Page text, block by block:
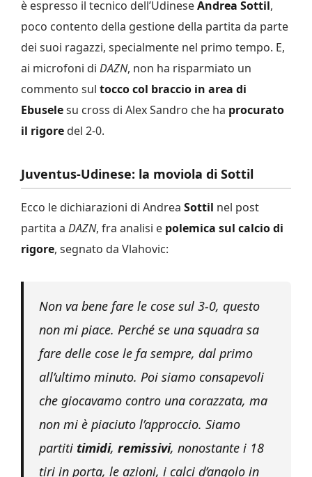
è espresso il tecnico dell’UdineseAndrea Sottil,
poco contento della gestione della partita da parte
dei suoi ragazzi, specialmente nel primo tempo. E,
ai microfoni di DAZN, non ha risparmiato un
commento sul tocco col braccio in area di
Ebuselesu cross di Alex Sandro che ha procurato
il rigore del 2-0.
Juventus-Udinese: la moviola di Sottil
Ecco le dichiarazioni di Andrea Sottil nel post
partita a DAZN, fra analisi e polemica sul calcio di
rigore, segnato da Vlahovic:
Non va bene fare le cose sul 3-0, questo
non mi piace. Perché se una squadra sa
fare delle cose le fa sempre, dal primo
all’ultimo minuto. Poi siamo consapevoli
che giocavamo contro una corazzata, ma
non mi è piaciuto l’approccio. Siamo
partiti timidi, remissivi, nonostante i 18
tiri in porta, le azioni, i calci d’angolo in